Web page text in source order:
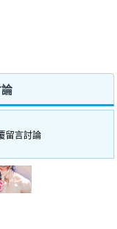
留言討論